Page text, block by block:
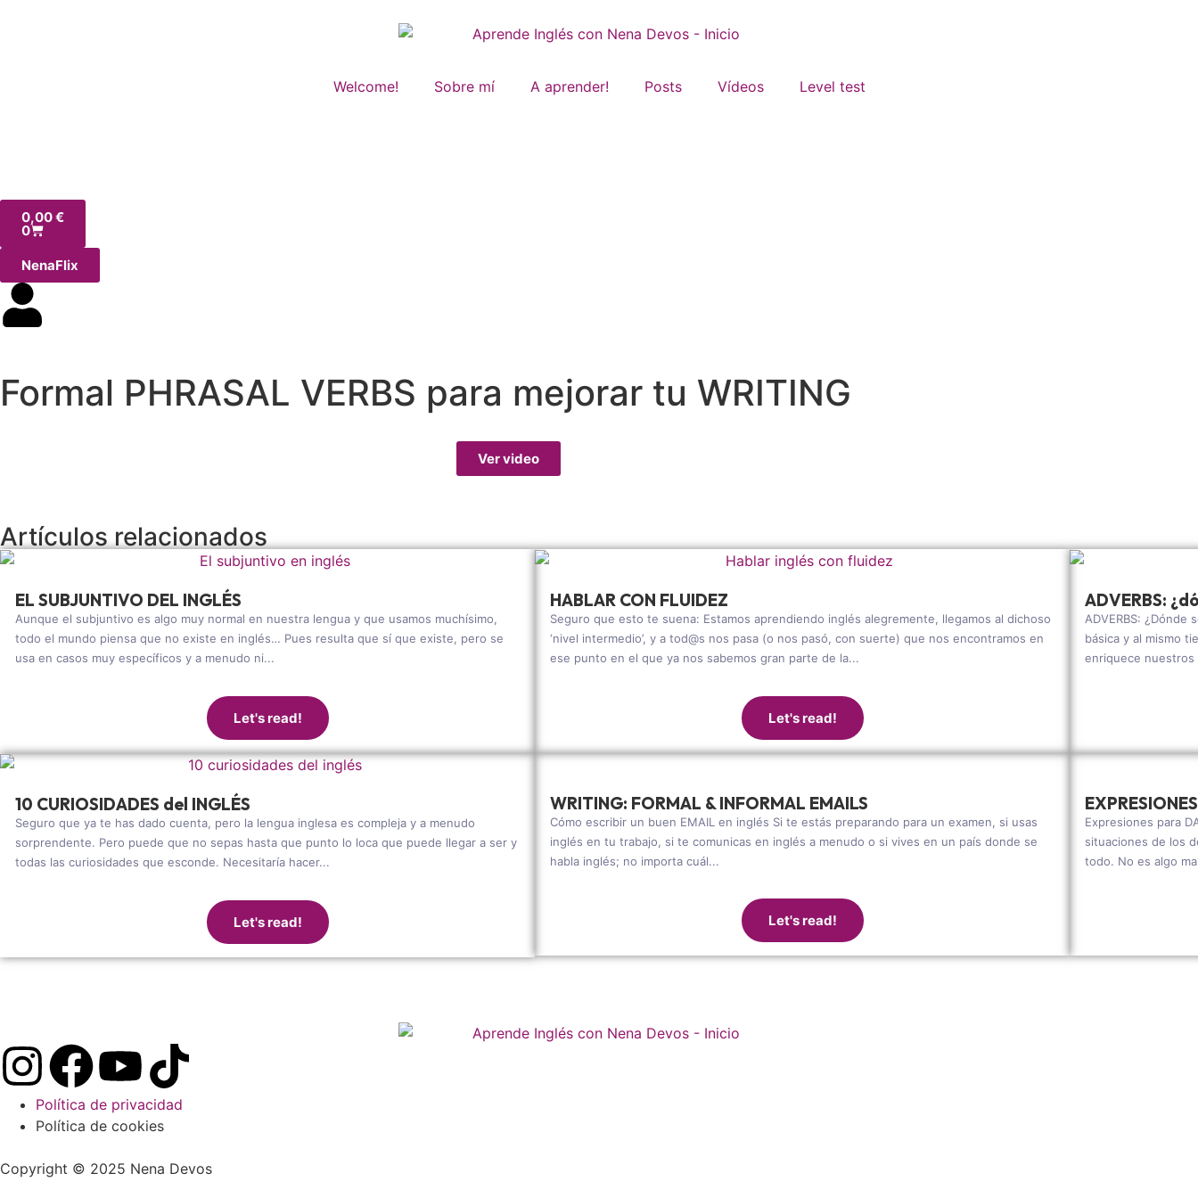
Welcome! Sobre mí A aprender! Posts Vídeos Level test
0,00€
0
NenaFlix
Formal PHRASAL VERBS para mejorar tu WRITING
Ver video
Artículos relacionados
EL SUBJUNTIVO DEL INGLÉS
Aunque el subjuntivo es algo muy normal en nuestra lengua y que usamos muchísimo,
todo el mundo piensa que no existe en inglés… Pues resulta que sí que existe, pero se
usa en casos muy específicos y a menudo ni...
Let's read!
HABLAR CON FLUIDEZ
Seguro que esto te suena: Estamos aprendiendo inglés alegremente, llegamos al dichoso
‘nivel intermedio’, y a tod@s nos pasa (o nos pasó, con suerte) que nos encontramos en
ese punto en el que ya nos sabemos gran parte de la...
Let's read!
ADVERBS:
ADVERBS:
básica y al mismo
enriquece nuestros
10 CURIOSIDADES del INGLÉS
Seguro que ya te has dado cuenta, pero la lengua inglesa es compleja y a menudo
sorprendente. Pero puede que no sepas hasta que punto lo loca que puede llegar a ser y
todas las curiosidades que esconde. Necesitaría hacer...
Let's read!
WRITING: FORMAL & INFORMAL EMAILS
Cómo escribir un buen EMAIL en inglés Si te estás preparando para un examen, si usas
inglés en tu trabajo, si te comunicas en inglés a menudo o si vives en un país donde se
habla inglés; no importa cuál...
Let's read!
Expresiones para
situaciones de los
todo. No es algo
Política de privacidad
Política de cookies
Copyright © 2025 Nena Devos